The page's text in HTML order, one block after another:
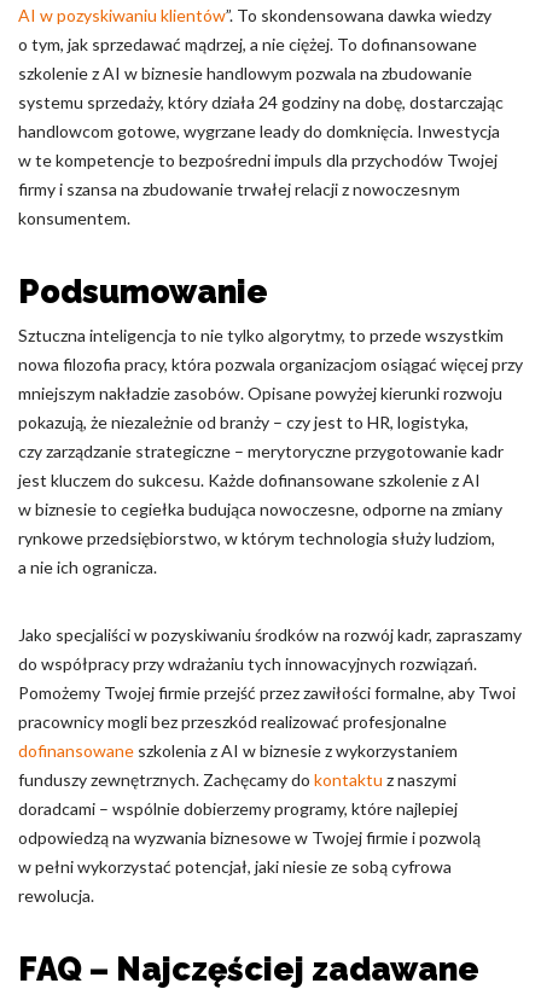
AI w pozyskiwaniu klientów”. To skondensowana dawka wiedzy
o tym, jak sprzedawać mądrzej, a nie ciężej. To dofinansowane
szkolenie z AI w biznesie handlowym pozwala na zbudowanie
systemu sprzedaży, który działa 24 godziny na dobę, dostarczając
handlowcom gotowe, wygrzane leady do domknięcia. Inwestycja
w te kompetencje to bezpośredni impuls dla przychodów Twojej
firmy i szansa na zbudowanie trwałej relacji z nowoczesnym
konsumentem.
Podsumowanie
Sztuczna inteligencja to nie tylko algorytmy, to przede wszystkim
nowa filozofia pracy, która pozwala organizacjom osiągać więcej przy
mniejszym nakładzie zasobów. Opisane powyżej kierunki rozwoju
pokazują, że niezależnie od branży – czy jest to HR, logistyka,
czy zarządzanie strategiczne – merytoryczne przygotowanie kadr
jest kluczem do sukcesu. Każde dofinansowane szkolenie z AI
w biznesie to cegiełka budująca nowoczesne, odporne na zmiany
rynkowe przedsiębiorstwo, w którym technologia służy ludziom,
a nie ich ogranicza.
Jako specjaliści w pozyskiwaniu środków na rozwój kadr, zapraszamy
do współpracy przy wdrażaniu tych innowacyjnych rozwiązań.
Pomożemy Twojej firmie przejść przez zawiłości formalne, aby Twoi
pracownicy mogli bez przeszkód realizować profesjonalne
dofinansowane szkolenia z AI w biznesie z wykorzystaniem
funduszy zewnętrznych. Zachęcamy do kontaktu z naszymi
doradcami – wspólnie dobierzemy programy, które najlepiej
odpowiedzą na wyzwania biznesowe w Twojej firmie i pozwolą
w pełni wykorzystać potencjał, jaki niesie ze sobą cyfrowa
rewolucja.
FAQ – Najczęściej zadawane